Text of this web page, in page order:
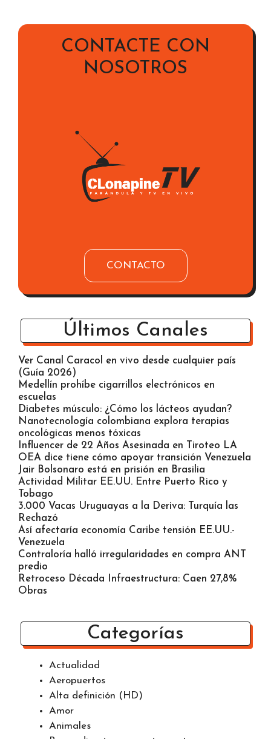
CONTACTO
Últimos Canales
Ver Canal Caracol en vivo desde cualquier país
(Guía 2026)
Medellín prohíbe cigarrillos electrónicos en
escuelas
Diabetes músculo: ¿Cómo los lácteos ayudan?
Nanotecnología colombiana explora terapias
oncológicas menos tóxicas
Influencer de 22 Años Asesinada en Tiroteo LA
OEA dice tiene cómo apoyar transición Venezuela
Jair Bolsonaro está en prisión en Brasilia
Actividad Militar EE.UU. Entre Puerto Rico y
Tobago
3.000 Vacas Uruguayas a la Deriva: Turquía las
Rechazó
Así afectaría economía Caribe tensión EE.UU.-
Venezuela
Contraloría halló irregularidades en compra ANT
Obras
Categorías
Actualidad
Aeropuertos
Alta definición (HD)